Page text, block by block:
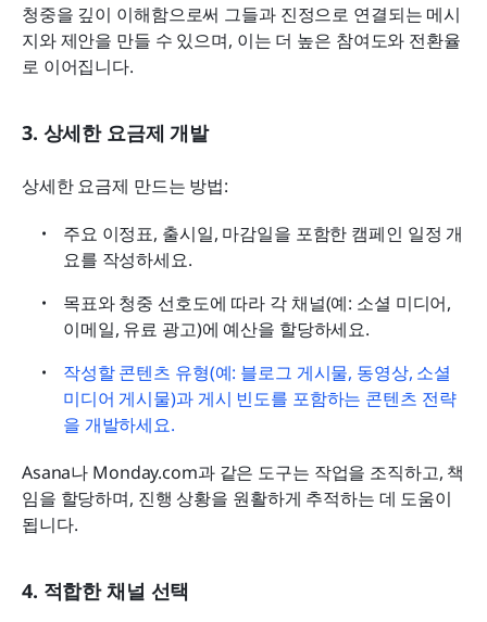
청중을 깊이 이해함으로써 그들과 진정으로 연결되는 메시
지와 제안을 만들 수 있으며, 이는 더 높은 참여도와 전환율
로 이어집니다.
3. 상세한 요금제 개발
상세한 요금제 만드는 방법:
주요 이정표, 출시일, 마감일을 포함한 캠페인 일정 개
요를 작성하세요.
목표와 청중 선호도에 따라 각 채널(예: 소셜 미디어,
이메일, 유료 광고)에 예산을 할당하세요.
작성할 콘텐츠 유형(예: 블로그 게시물, 동영상, 소셜
미디어 게시물)과 게시 빈도를 포함하는 콘텐츠 전략
을 개발하세요.
Asana나 Monday.com과 같은 도구는 작업을 조직하고, 책
임을 할당하며, 진행 상황을 원활하게 추적하는 데 도움이
됩니다.
4. 적합한 채널 선택